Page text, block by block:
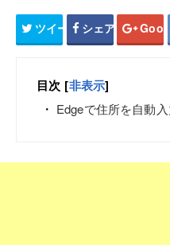
ツイート シェア
目次 [非表示]
Edgeで住所を自動